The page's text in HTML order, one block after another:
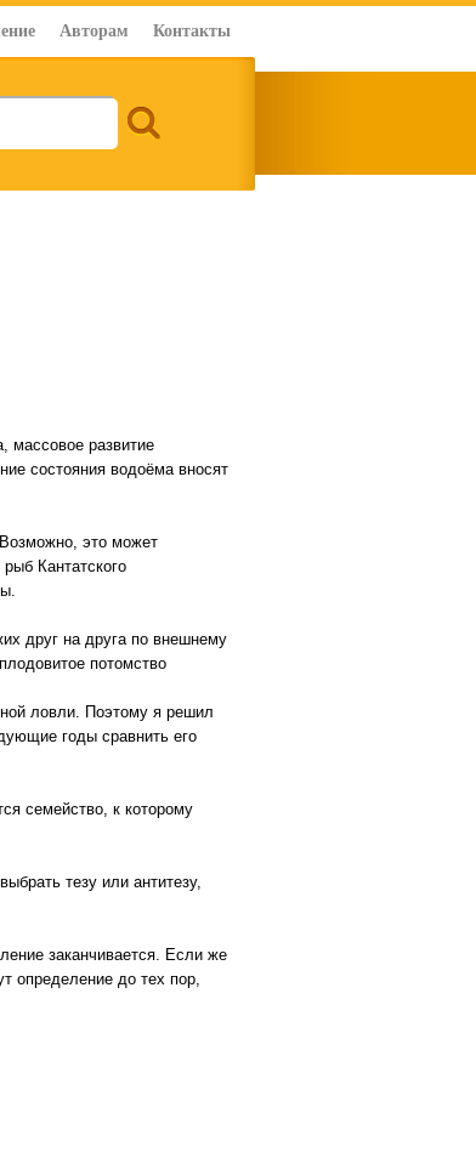
Авторам Контакты
массовое развитие
состояния водоёма вносят
это может
Кантатского
друг на друга по внешнему
потомство
ловли. Поэтому я решил
годы сравнить его
семейство, к которому
тезу или антитезу,
заканчивается. Если же
определение до тех пор,